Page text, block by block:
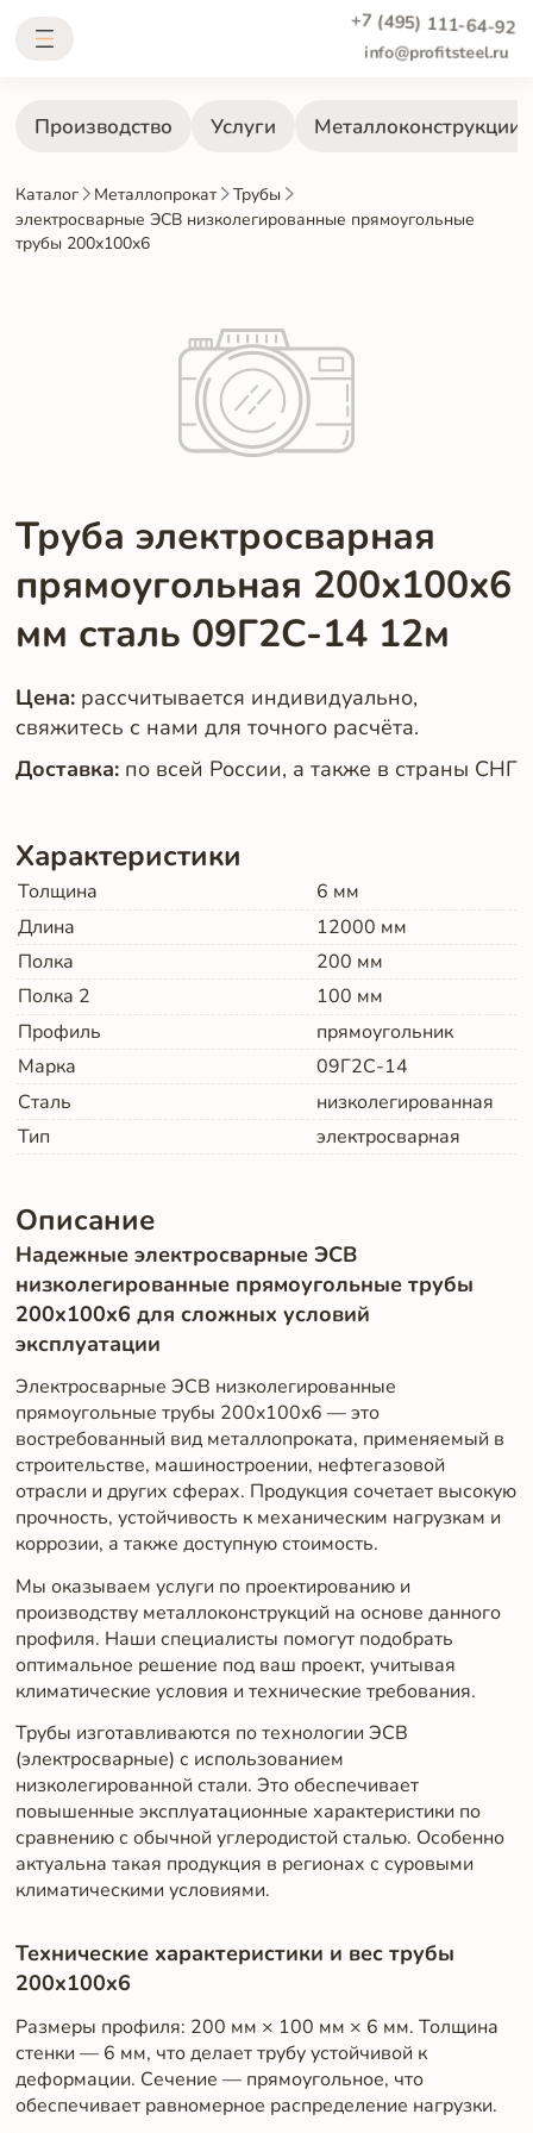
+7 (495) 111-64-92
info@profitsteel.ru
Производство Услуги Металлоконструкции
Каталог Металлопрокат
Трубы
электросварные ЭСВ низколегированные прямоугольные
трубы 200x100x6
Труба электросварная
прямоугольная 200x100x6
мм сталь 09Г2С-14 12м
Цена: рассчитывается индивидуально,
свяжитесь с нами для точного расчёта.
Доставка: по всей России, а также в страны СНГ
Характеристики
Толщина 6 мм
Длина
12000 мм
Полка
200 мм
Полка 2
100 мм
Профиль
прямоугольник
Марка
09Г2С-14
Сталь
низколегированная
Тип
электросварная
Описание
Надежные электросварные ЭСВ
низколегированные прямоугольные трубы
200x100x6 для сложных условий
эксплуатации
Электросварные ЭСВ низколегированные
прямоугольные трубы 200x100x6 — это
востребованный вид металлопроката, применяемый в
строительстве, машиностроении, нефтегазовой
отрасли и других сферах. Продукция сочетает высокую
прочность, устойчивость к механическим нагрузкам и
коррозии, а также доступную стоимость.
Мы оказываем услуги по проектированию и
производству металлоконструкций на основе данного
профиля. Наши специалисты помогут подобрать
оптимальное решение под ваш проект, учитывая
климатические условия и технические требования.
Трубы изготавливаются по технологии ЭСВ
(электросварные) с использованием
низколегированной стали. Это обеспечивает
повышенные эксплуатационные характеристики по
сравнению с обычной углеродистой сталью. Особенно
актуальна такая продукция в регионах с суровыми
климатическими условиями.
Технические характеристики и вес трубы
200x100x6
Размеры профиля: 200 мм × 100 мм × 6 мм. Толщина
стенки — 6 мм, что делает трубу устойчивой к
деформации. Сечение — прямоугольное, что
обеспечивает равномерное распределение нагрузки.